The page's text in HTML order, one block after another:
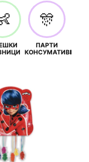
🎊
ПАРТИ
КОНСУМАТИВИ